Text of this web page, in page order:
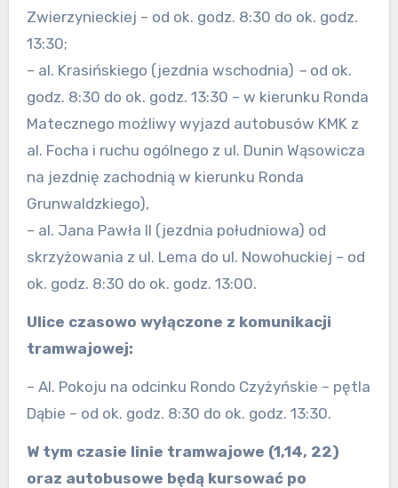
Zwierzynieckiej – od ok. godz. 8:30 do ok. godz.
13:30;
– al. Krasińskiego (jezdnia wschodnia) – od ok.
godz. 8:30 do ok. godz. 13:30 – w kierunku Ronda
Matecznego możliwy wyjazd autobusów KMK z
al. Focha i ruchu ogólnego z ul. Dunin Wąsowicza
na jezdnię zachodnią w kierunku Ronda
Grunwaldzkiego),
– al. Jana Pawła II (jezdnia południowa) od
skrzyżowania z ul. Lema do ul. Nowohuckiej – od
ok. godz. 8:30 do ok. godz. 13:00.
Ulice czasowo wyłączone z komunikacji
tramwajowej:
– Al. Pokoju na odcinku Rondo Czyżyńskie – pętla
Dąbie – od ok. godz. 8:30 do ok. godz. 13:30.
W tym czasie linie tramwajowe (1,14, 22)
oraz autobusowe będą kursować po